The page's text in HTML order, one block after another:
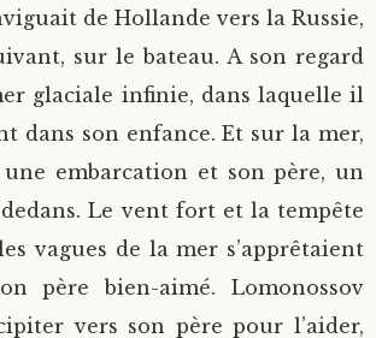
de Hollande vers la Russie,
sur le bateau. A son regard
glaciale infinie, dans laquelle il
dans son enfance. Et sur la mer,
embarcation et son père, un
dedans. Le vent fort et la tempête
vagues de la mer s’apprêtaient
père bien-aimé. Lomonossov
vers son père pour l’aider,